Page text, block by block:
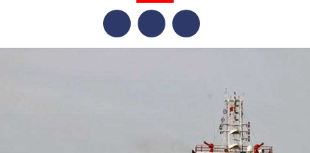
FacebookTwitterTelegram